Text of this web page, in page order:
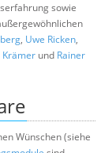
sowie
, Uwe Ricken,
Krämer und Rainer
Wünschen (siehe